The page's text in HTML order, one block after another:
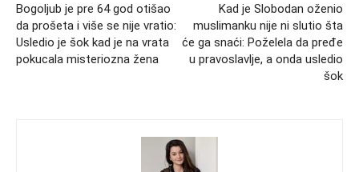
Bogoljub je pre 64 god otišao
da prošeta i više se nije vratio:
Usledio je šok kad je na vrata
pokucala misteriozna žena
Kad je Slobodan oženio
muslimanku nije ni slutio šta
će ga snaći: Poželela da pređe
u pravoslavlje, a onda usledio
šok